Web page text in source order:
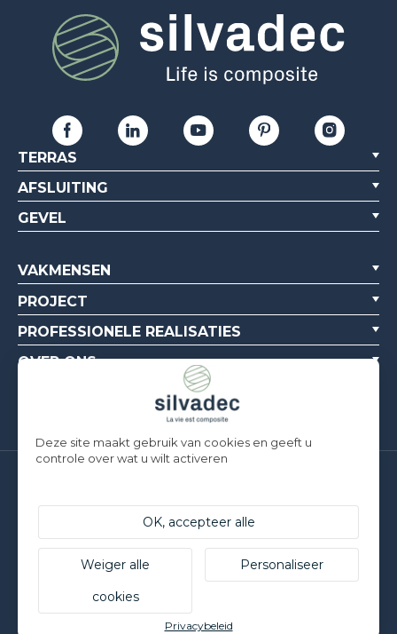
TERRAS
AFSLUITING
GEVEL
VAKMENSEN
PROJECT
PROFESSIONELE REALISATIES
OVER ONS
Parc d’Activités de l’Estuaire
F-56190 ARZAL | T. +33 (0)2 97 450 900
Silvadec Deutschland
Ludwig-Erhard-Straße 3
D-84069 Schierling | T. +49 9451 9443 500
© Silvadec - Alle rechten voorbehouden - Niet-contractuele
foto's
Deze site maakt gebruik van cookies en geeft u
controle over wat u wilt activeren
OK, accepteer alle
Weiger alle
cookies
Personaliseer
Privacybeleid